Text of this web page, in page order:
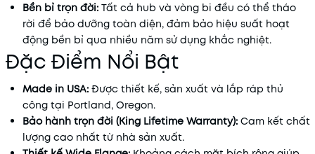
Bền bỉ trọn đời: Tất cả hub và vòng bi đều có thể tháo
rời để bảo dưỡng toàn diện, đảm bảo hiệu suất hoạt
động bền bỉ qua nhiều năm sử dụng khắc nghiệt.
Đặc Điểm Nổi Bật
Made in USA: Được thiết kế, sản xuất và lắp ráp thủ
công tại Portland, Oregon.
Bảo hành trọn đời (King Lifetime Warranty): Cam kết chất
lượng cao nhất từ nhà sản xuất.